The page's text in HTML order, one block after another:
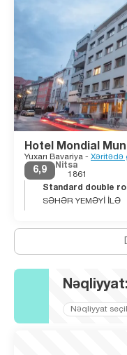
Hotel Mondial
Yuxarı Bavariya - Xəritədə
6,9
Nitsa
1861
Standard double
SƏHƏR YEMƏYİ İLƏ
Nəqliyyat